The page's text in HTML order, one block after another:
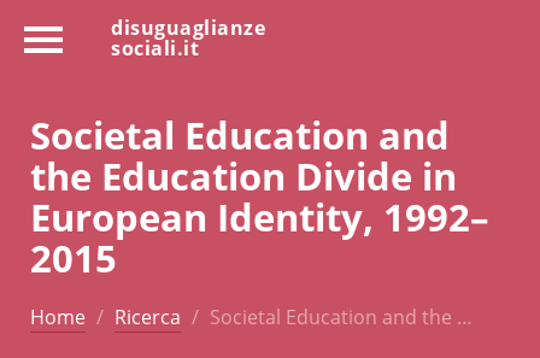
disuguaglianze
sociali.it
Societal Education and
the Education Divide in
European Identity, 1992–
2015
Home Ricerca Societal Education and the …